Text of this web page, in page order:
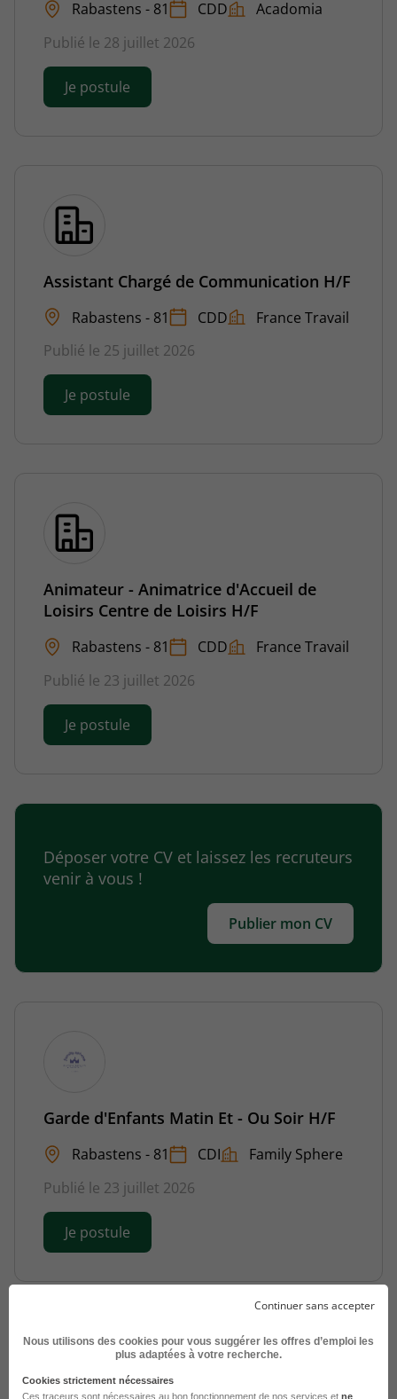
Rabastens - 81 CDD
Acadomia
Publié le 28 juillet 2026
Je postule
Assistant Chargé de Communication H/F
Rabastens - 81 CDD
France Travail
Publié le 25 juillet 2026
Je postule
Animateur - Animatrice d'Accueil de
Loisirs Centre de Loisirs H/F
Rabastens - 81 CDD
France Travail
Publié le 23 juillet 2026
Je postule
Déposer votre CV et laissez les recruteurs
venir à vous !
Publier mon CV
Garde d'Enfants Matin Et - Ou Soir H/F
Rabastens - 81 CDI
Family Sphere
Publié le 23 juillet 2026
Je postule
Continuer sans accepter
Nous utilisons des cookies pour vous suggérer les offres d’emploi les
plus adaptées à votre recherche.
Cookies strictement nécessaires
Ces traceurs sont nécessaires au bon fonctionnement de nos services et ne